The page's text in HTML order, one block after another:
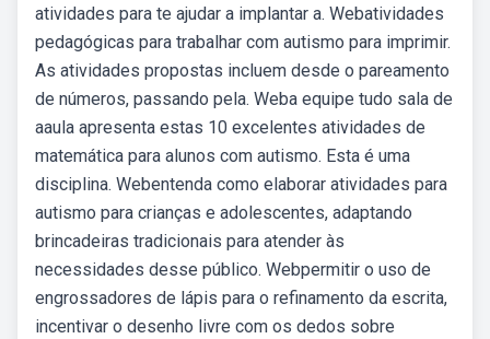
atividades para te ajudar a implantar a. Webatividades
pedagógicas para trabalhar com autismo para imprimir.
As atividades propostas incluem desde o pareamento
de números, passando pela. Weba equipe tudo sala de
aaula apresenta estas 10 excelentes atividades de
matemática para alunos com autismo. Esta é uma
disciplina. Webentenda como elaborar atividades para
autismo para crianças e adolescentes, adaptando
brincadeiras tradicionais para atender às
necessidades desse público. Webpermitir o uso de
engrossadores de lápis para o refinamento da escrita,
incentivar o desenho livre com os dedos sobre